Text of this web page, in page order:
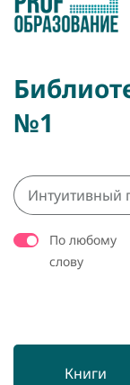
№1
По любому
слову
Книги